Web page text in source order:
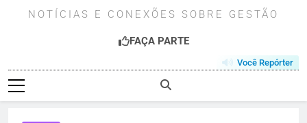
WGESTOR.COM.BR
NOTÍCIAS E CONEXÕES SOBRE GESTÃO
FAÇA PARTE
Você Repórter